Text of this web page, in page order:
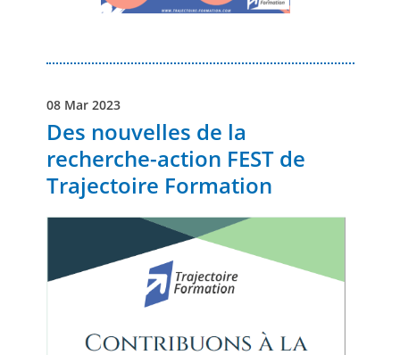
08 Mar 2023
Des nouvelles de la
recherche-action FEST de
Trajectoire Formation